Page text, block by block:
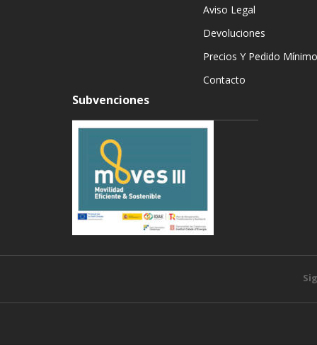
Aviso Legal
Devoluciones
Precios Y Pedido Mínimo
Contacto
Subvenciones